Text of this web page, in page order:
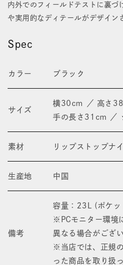
内外でのフィールドテストに裏づ
や実用的なディテールがデザイン
Spec
カラー ブラック
サイズ
横30cm ／ 高さ
手の長さ31cm ／
素材 リップストップナ
生産地 中国
備考
容量：23L (ポケッ
※PCモニター環境
異なる場合がござ
※当店では、正規
った商品を取り扱